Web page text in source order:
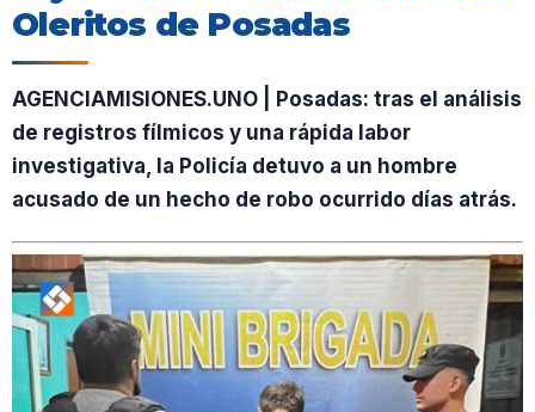
Oleritos de Posadas
AGENCIAMISIONES.UNO | Posadas: tras el análisis
de registros fílmicos y una rápida labor
investigativa, la Policía detuvo a un hombre
acusado de un hecho de robo ocurrido días atrás.